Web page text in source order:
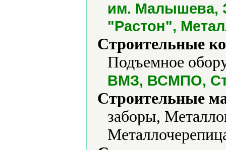
им. Малышева,
"Растон",
Строительные
Подъемное
ВМЗ, ВСМПО,
Строительные
заборы,